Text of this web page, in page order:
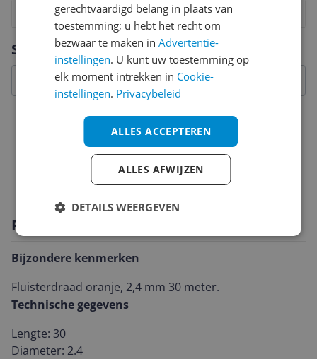
Specificaties
Belangrijkste kenmerken
Productomschrijving
Bijzondere kenmerken
Fluisterdraad oranje, 2,4 mm 30 meter.
Technische gegevens
Lengte: 30
Diameter: 2.4
8
7
6
5
4
3
2
Vraag 1 van 4
gerechtvaardigd belang in plaats van
toestemming; u hebt het recht om
bezwaar te maken inAdvertentie-
instellingen. U kunt uw toestemming op
elk moment intrekken in Cookie-
instellingen. Privacybeleid
ALLES ACCEPTEREN
ALLES AFWIJZEN
DETAILS WEERGEVEN